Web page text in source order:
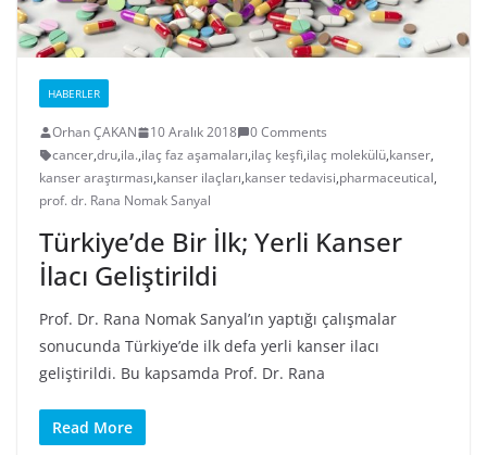
HABERLER
Orhan ÇAKAN 10 Aralık 2018
0 Comments
cancer,dru,ila.,ilaç faz aşamaları,ilaç keşfi,ilaç molekülü,kanser,
kanser araştırması,kanser ilaçları,kanser tedavisi,pharmaceutical,
prof. dr. Rana Nomak Sanyal
Türkiye’de Bir İlk; Yerli Kanser
İlacı Geliştirildi
Prof. Dr. Rana Nomak Sanyal’ın yaptığı çalışmalar
sonucunda Türkiye’de ilk defa yerli kanser ilacı
geliştirildi. Bu kapsamda Prof. Dr. Rana
Read More